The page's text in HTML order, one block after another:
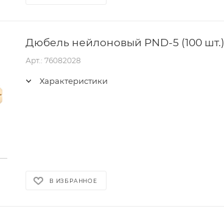
Дюбель нейлоновый PND-5 (100 шт.)
Арт.: 76082028
Характеристики
В ИЗБРАННОЕ